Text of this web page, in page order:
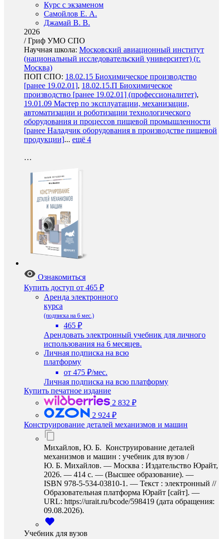
Курс с экзаменом
Самойлов Е. А.
Джамай В. В.
2026
/Гриф УМО СПО
Научная школа: Московский авиационный институт
(национальный исследовательский университет) (г.
Москва)
ПОП СПО: 18.02.15 Биохимическое производство
[ранее 19.02.01], 18.02.15.П Биохимическое
производство [ранее 19.02.01] (профессионалитет),
19.01.09 Мастер по эксплуатации, механизации,
автоматизации и роботизации технологического
оборудования и процессов пищевой промышленности
[ранее Наладчик оборудования в производстве пищевой
продукции]... ещё 4
…
Ознакомиться
Купить доступ от 465 ₽
Аренда электронного
курса
(подписка на 6 мес.)
465 ₽
Арендовать электронный учебник для личного
использования на 6 месяцев.
Личная подписка на всю
платформу
от 475 ₽/мес.
Личная подписка на всю платформу
Купить печатное издание
2 832 ₽
2 924 ₽
Конструирование деталей механизмов и машин
Михайлов, Ю. Б. Конструирование деталей
механизмов и машин : учебник для вузов /
Ю. Б. Михайлов. — Москва : Издательство Юрайт,
2026. — 414 с. — (Высшее образование). —
ISBN 978-5-534-03810-1. — Текст : электронный //
Образовательная платформа Юрайт [сайт]. —
URL: https://urait.ru/bcode/598419 (дата обращения:
09.08.2026).
Учебник для вузов